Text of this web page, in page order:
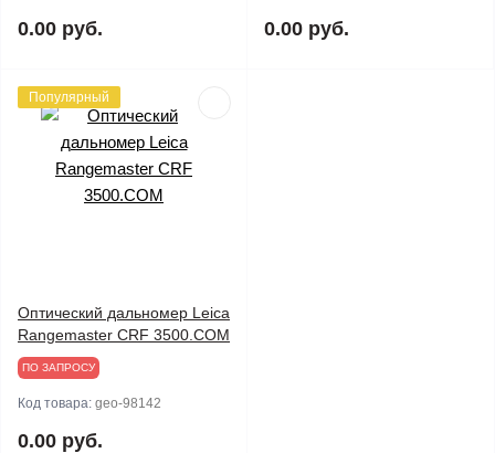
0.00 руб. 0.00 руб.
Популярный
Оптический дальномер Leica
Rangemaster CRF 3500.COM
ПО ЗАПРОСУ
Код товара: geo-98142
0.00 руб.